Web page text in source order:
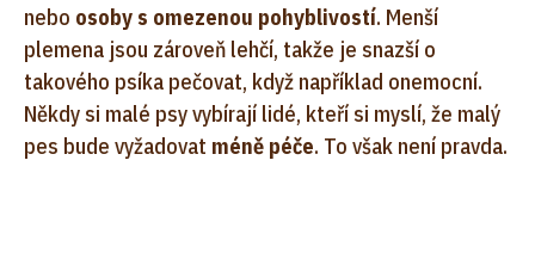
nebo osoby s omezenou pohyblivostí. Menší
plemena jsou zároveň lehčí, takže je snazší o
takového psíka pečovat, když například onemocní.
Někdy si malé psy vybírají lidé, kteří si myslí, že malý
pes bude vyžadovat méně péče. To však není pravda.